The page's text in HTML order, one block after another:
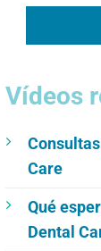
Vídeos
Care
Qué
Dental